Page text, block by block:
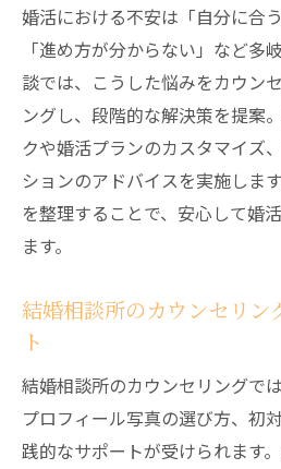
婚活における不安は「自分に合
「進め方が分からない」など多
談では、こうした悩みをカウン
ングし、段階的な解決策を提案
クや婚活プランのカスタマイズ
ションのアドバイスを実施しま
を整理することで、安心して婚
ます。
結婚相談所のカウンセリン
ト
結婚相談所のカウンセリングで
プロフィール写真の選び方、初
践的なサポートが受けられます